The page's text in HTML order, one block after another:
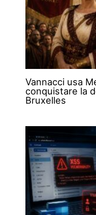
Vannacci usa
conquistare la
Bruxelles